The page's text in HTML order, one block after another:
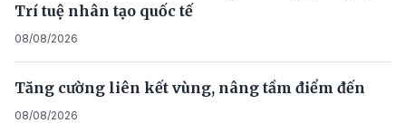
Trí tuệ nhân tạo quốc tế
08/08/2026
Tăng cường liên kết vùng, nâng tầm điểm đến
08/08/2026